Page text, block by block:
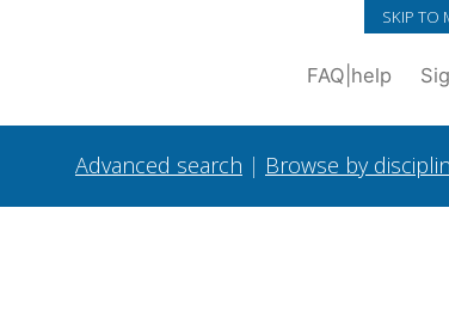
SKIP TO
FAQ help
Advanced search | Browse by